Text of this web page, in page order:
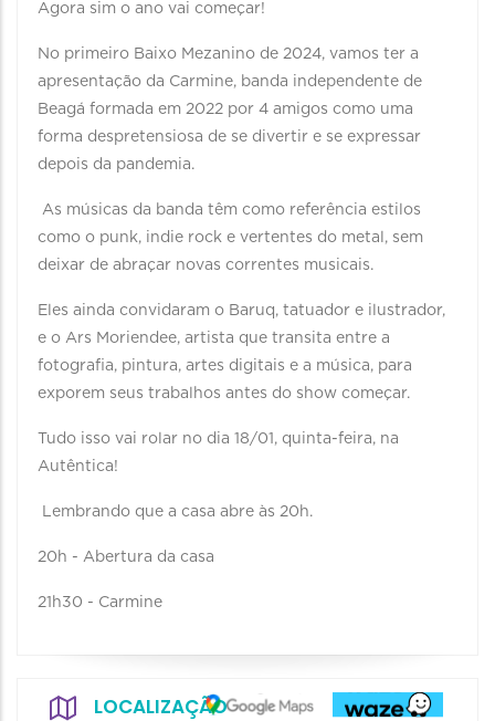
Agora sim o ano vai começar!
No primeiro Baixo Mezanino de 2024, vamos ter a
apresentação da Carmine, banda independente de
Beagá formada em 2022 por 4 amigos como uma
forma despretensiosa de se divertir e se expressar
depois da pandemia.
As músicas da banda têm como referência estilos
como o punk, indie rock e vertentes do metal, sem
deixar de abraçar novas correntes musicais.
Eles ainda convidaram o Baruq, tatuador e ilustrador,
e o Ars Moriendee, artista que transita entre a
fotografia, pintura, artes digitais e a música, para
exporem seus trabalhos antes do show começar.
Tudo isso vai rolar no dia 18/01, quinta-feira, na
Autêntica!
Lembrando que a casa abre às 20h.
20h - Abertura da casa
21h30 - Carmine
LOCALIZAÇÃO